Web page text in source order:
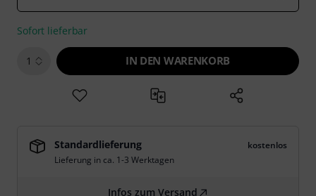
Sofort lieferbar
1 IN DEN WARENKORB
Standardlieferung
kostenlos
Lieferung in ca. 1-3 Werktagen
Infos zum Versand